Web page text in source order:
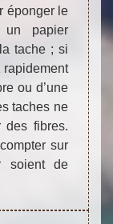
éponger le
papier
tache ; si
rapidement
ou d’une
taches ne
des fibres.
sur
soient de